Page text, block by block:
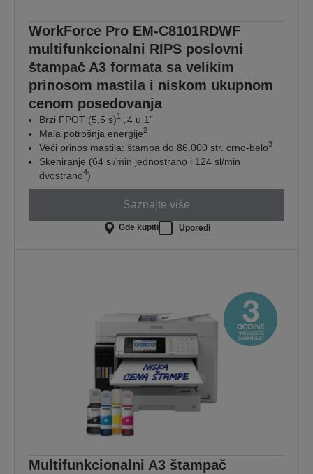
WorkForce Pro EM-C8101RDWF
multifunkcionalni RIPS poslovni
štampač A3 formata sa velikim
prinosom mastila i niskom ukupnom
cenom posedovanja
Brzi FPOT (5,5 s)1
„4 u 1”
Mala potrošnja energije2
Veći prinos mastila: štampa do 86.000 str. crno-belo3
Skeniranje (64 sl/min jednostrano i 124 sl/min
dvostrano4)
Saznajte više
Gde kupiti Uporedi
Multifunkcionalni A3 štampač